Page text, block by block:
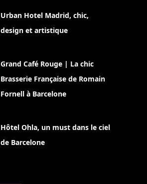
Urban Hotel Madrid, chic,
design et artistique
Grand Café Rouge | La chic
Brasserie Française de Romain
Fornell à Barcelone
Hôtel Ohla, un must dans le ciel
de Barcelone